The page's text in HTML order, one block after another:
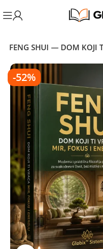
FENG SHUI — DOM KOJI
-52%